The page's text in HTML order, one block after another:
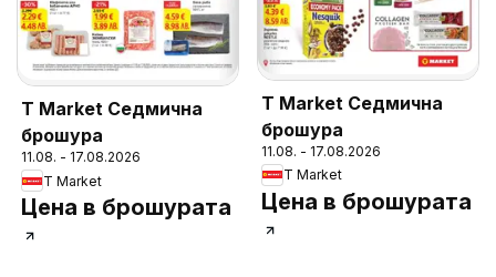
T Market Седмична
брошура
11.08. - 17.08.2026
T Market
Цена в брошурата
T Market Седмична
брошура
11.08. - 17.08.2026
T Market
Цена в брошурата